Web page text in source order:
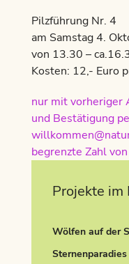
Pilzführung Nr. 4
am Samstag 4.
von 13.30 –
Kosten: 12,- Euro
nur mit vorheriger
und Bestätigung
begrenzte Zahl
Projekte im
Wölfen auf der